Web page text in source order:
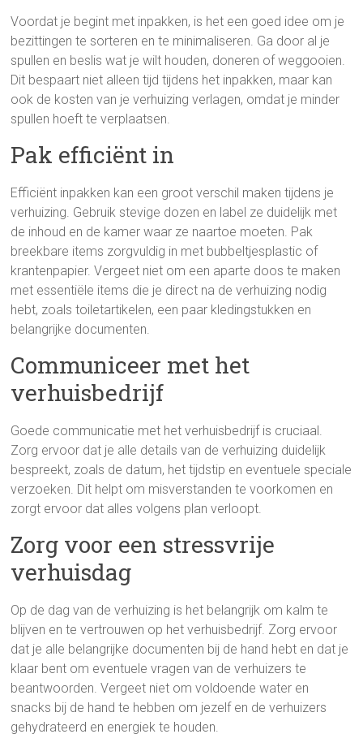
Voordat je begint met inpakken, is het een goed idee om je
bezittingen te sorteren en te minimaliseren. Ga door al je
spullen en beslis wat je wilt houden, doneren of weggooien.
Dit bespaart niet alleen tijd tijdens het inpakken, maar kan
ook de kosten van je verhuizing verlagen, omdat je minder
spullen hoeft te verplaatsen.
Pak efficiënt in
Efficiënt inpakken kan een groot verschil maken tijdens je
verhuizing. Gebruik stevige dozen en label ze duidelijk met
de inhoud en de kamer waar ze naartoe moeten. Pak
breekbare items zorgvuldig in met bubbeltjesplastic of
krantenpapier. Vergeet niet om een aparte doos te maken
met essentiële items die je direct na de verhuizing nodig
hebt, zoals toiletartikelen, een paar kledingstukken en
belangrijke documenten.
Communiceer met het
verhuisbedrijf
Goede communicatie met het verhuisbedrijf is cruciaal.
Zorg ervoor dat je alle details van de verhuizing duidelijk
bespreekt, zoals de datum, het tijdstip en eventuele speciale
verzoeken. Dit helpt om misverstanden te voorkomen en
zorgt ervoor dat alles volgens plan verloopt.
Zorg voor een stressvrije
verhuisdag
Op de dag van de verhuizing is het belangrijk om kalm te
blijven en te vertrouwen op het verhuisbedrijf. Zorg ervoor
dat je alle belangrijke documenten bij de hand hebt en dat je
klaar bent om eventuele vragen van de verhuizers te
beantwoorden. Vergeet niet om voldoende water en
snacks bij de hand te hebben om jezelf en de verhuizers
gehydrateerd en energiek te houden.